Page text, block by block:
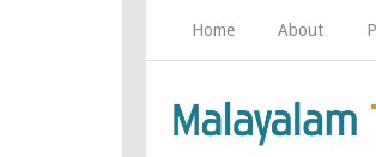
Home About